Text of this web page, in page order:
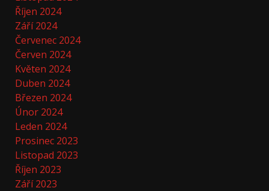
Říjen 2024
Září 2024
Červenec 2024
Červen 2024
Květen 2024
Duben 2024
Březen 2024
Únor 2024
Leden 2024
Prosinec 2023
Listopad 2023
Říjen 2023
Září 2023